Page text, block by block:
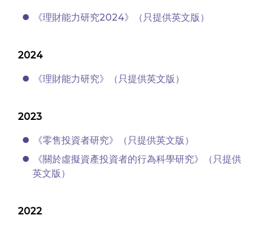
《理財能力研究2024》（只提供英文版）
2024
《理財能力研究》（只提供英文版）
2023
《零售投資者研究》（只提供英文版）
《關於虛擬資產投資者的行為科學研究》（只提供
英文版）
2022